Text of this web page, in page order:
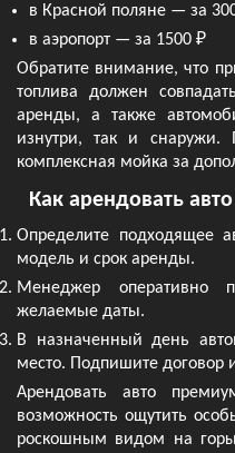
в Красной поляне — за
в аэропорт — за 1500 ₽
Обратите внимание, что
топлива должен
аренды, а также
изнутри, так и снаружи.
комплексная мойка за
Как арендовать
Определите подходящее
модель и срок аренды.
Менеджер оперативно
желаемые даты.
В назначенный день
место. Подпишите договор
Арендовать авто
возможность ощутить
роскошным видом на